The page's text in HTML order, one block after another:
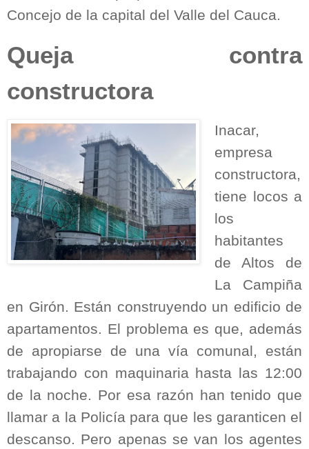
Concejo de la capital del Valle del Cauca.
Queja contra
constructora
Inacar,
empresa
constructora,
tiene locos a
los
habitantes
de Altos de
La Campiña
en Girón. Están construyendo un edificio de
apartamentos. El problema es que, además
de apropiarse de una vía comunal, están
trabajando con maquinaria hasta las 12:00
de la noche. Por esa razón han tenido que
llamar a la Policía para que les garanticen el
descanso. Pero apenas se van los agentes